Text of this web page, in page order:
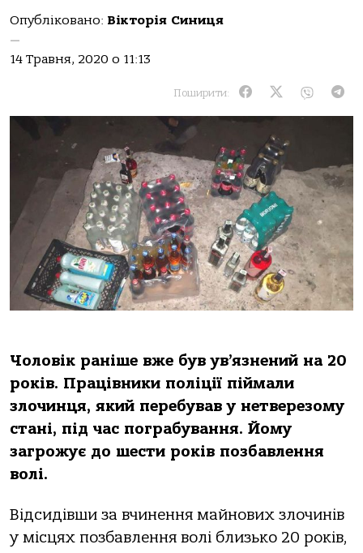
Опубліковано: Вікторія Синиця
—
14 Травня, 2020 о 11:13
Поширити:
Чоловік раніше вже був ув’язнений на 20
років. Працівники поліції піймали
злочинця, який перебував у нетверезому
стані, під час пограбування. Йому
загрожує до шести років позбавлення
волі.
Відсидівши за вчинення майнових злочинів
у місцях позбавлення волі близько 20 років,